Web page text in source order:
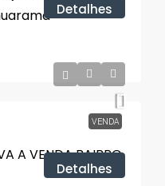
Detalhes
VENDA
A VENDA BAIRRO
Detalhes